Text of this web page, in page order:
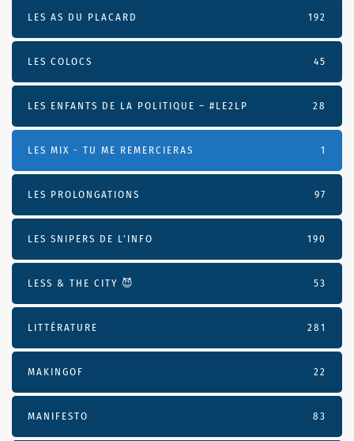
LES AS DU PLACARD 192
LES COLOCS 45
LES ENFANTS DE LA POLITIQUE – #LE2LP 28
LES MIX - TU ME REMERCIERAS 1
LES PROLONGATIONS 97
LES SNIPERS DE L’INFO 190
LESS & THE CITY 😈 53
LITTÉRATURE 281
MAKINGOF 22
MANIFESTO 83